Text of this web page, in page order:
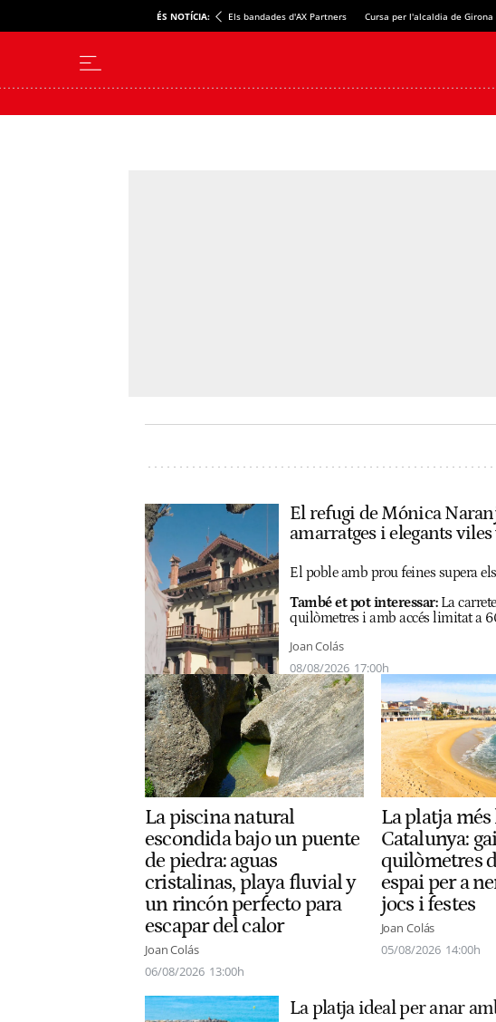
ÉS NOTÍCIA: Els bandades d'AX Partners Cursa per l'alcaldia de Girona
El refugi de Mónica
amarratges i elegants
El poble amb prou feines supera
També et pot interessar: La
quilòmetres i amb accés limitat a
Joan Colás
08/08/2026 17:00h
La piscina natural
escondida bajo un puente
de piedra: aguas
cristalinas, playa fluvial y
un rincón perfecto para
escapar del calor
Joan Colás
06/08/2026 13:00h
La platja més
Catalunya:
quilòmetres
espai per a
jocs i festes
Joan Colás
05/08/2026 14:00h
La platja ideal per anar